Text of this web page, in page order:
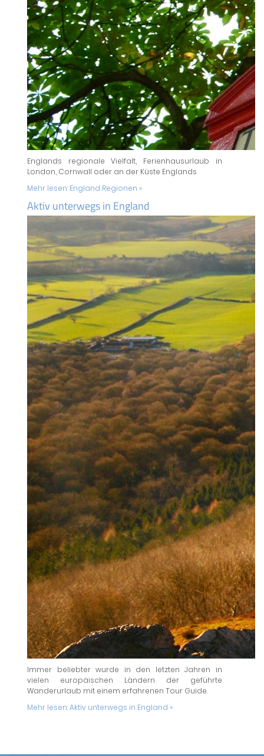
Englands regionale Vielfalt, Ferienhausurlaub in
London, Cornwall oder an der Küste Englands
Mehr lesen: England Regionen »
Aktiv unterwegs in England
Immer beliebter wurde in den letzten Jahren in
vielen europäischen Ländern der geführte
Wanderurlaub mit einem erfahrenen Tour Guide.
Mehr lesen:Aktiv unterwegs in England »